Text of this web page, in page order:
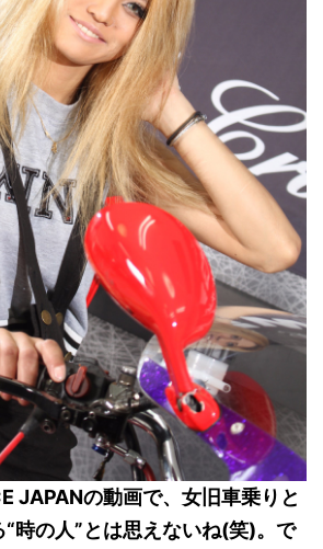
JAPANの動画で、女旧車乗りと
“時の人”とは思えないね(笑)。で